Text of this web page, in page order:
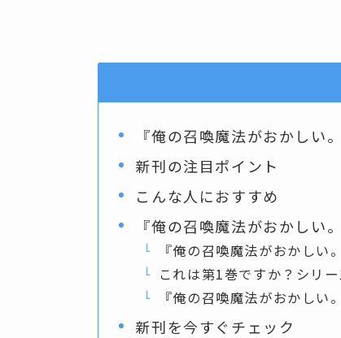
『俺の召喚魔法がおかしい
新刊の注目ポイント
こんな人におすすめ
『俺の召喚魔法がおかしい
『俺の召喚魔法がおかし
これは第1巻ですか？シリ
『俺の召喚魔法がおかし
新刊を今すぐチェック